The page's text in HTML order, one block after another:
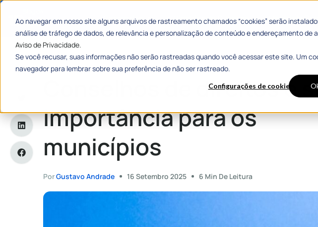
Ao navegar em nosso site alguns arquivos de rastreamento chamados “cookies” serão
análise de tráfego de dados, de relevância e personalização de conteúdo e endereçamento de
Aviso de Privacidade.
Se você recusar, suas informações não serão rastreadas quando você acessar este site. Um
navegador para lembrar sobre sua preferência de não ser rastreado.
Configurações de cookies
Categorias Histórias de Sucesso Materiais
Home»Conselhos de direitos e sua importância para os municípios
Conselhos de direitos e
importância para os
municípios
PorGustavo Andrade 16 Setembro 2025 6 Min De Leitura